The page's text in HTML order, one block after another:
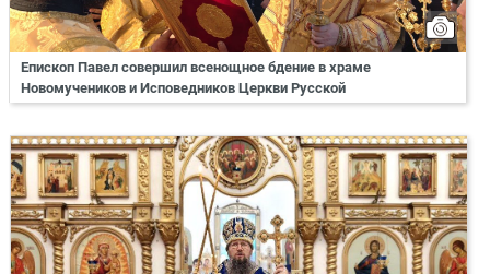
Епископ Павел совершил всенощное бдение в храме
Новомучеников и Исповедников Церкви Русской